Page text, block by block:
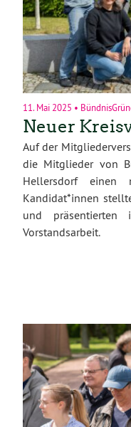
11. Mai 2025 •
Neuer
Auf der
die Mitglieder von
Hellersdorf einen
Kandidat*innen
und
Vorstandsarbeit.